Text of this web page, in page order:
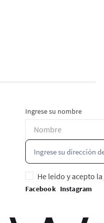
Ingrese su nombre
He leído y acepto la